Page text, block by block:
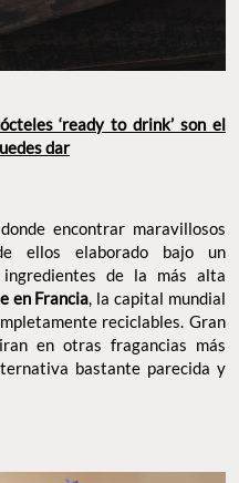
‘ready to drink’ son el
dar
encontrar maravillosos
ellos elaborado bajo un
de la más alta
en Francia, la capital mundial
reciclables. Gran
en otras fragancias más
bastante parecida y